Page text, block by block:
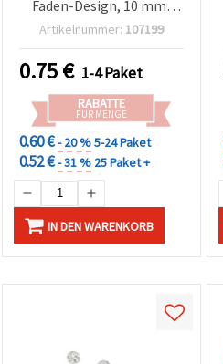
Faden-Design, 10 mm,
Loch: 2 mm, Farbmix – 20
Artikelnummer: 107199
0.75€ 1-4 Paket
RABATTE
FÜR MENGE
0.60 €- 20 %5-24 Paket
0.52 €- 31 % 25 Paket +
IN DEN WARENKORB